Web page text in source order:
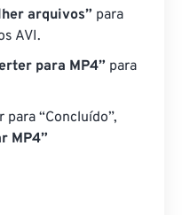
arquivos” para
AVI.
para MP4” para
“Concluído”,
MP4”